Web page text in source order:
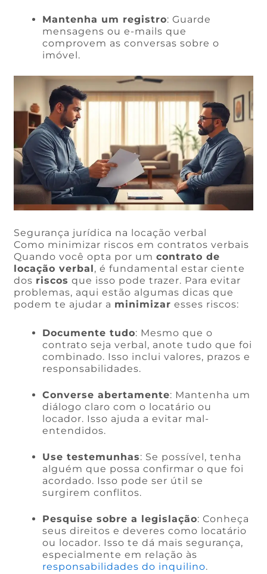
Mantenha um registro: Guarde
mensagens ou e-mails que
comprovem as conversas sobre o
imóvel.
Segurança jurídica na locação verbal
Como minimizar riscos em contratos verbais
Quando você opta por umcontrato de
locação verbal, é fundamental estar ciente
dos riscos que isso pode trazer. Para evitar
problemas, aqui estão algumas dicas que
podem te ajudar a minimizar esses riscos:
Documente tudo: Mesmo que o
contrato seja verbal, anote tudo que foi
combinado. Isso inclui valores, prazos e
responsabilidades.
Converse abertamente: Mantenha um
diálogo claro com o locatário ou
locador. Isso ajuda a evitar mal-
entendidos.
Use testemunhas: Se possível, tenha
alguém que possa confirmar o que foi
acordado. Isso pode ser útil se
surgirem conflitos.
Pesquise sobre a legislação: Conheça
seus direitos e deveres como locatário
ou locador. Isso te dá mais segurança,
especialmente em relação às
responsabilidades do inquilino.